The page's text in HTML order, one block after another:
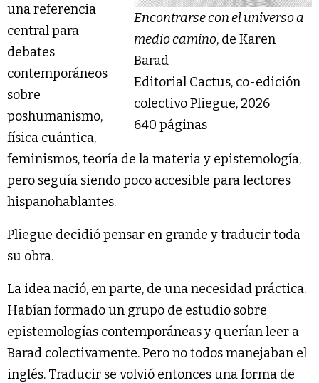
Encontrarse con el universo a
medio camino, de Karen
Barad
Editorial Cactus, co-edición
colectivo Pliegue, 2026
640 páginas
una referencia
central para
debates
contemporáneos
sobre
poshumanismo,
física cuántica,
feminismos, teoría de la materia y epistemología,
pero seguía siendo poco accesible para lectores
hispanohablantes.
Pliegue decidió pensar en grande y traducir toda
su obra.
La idea nació, en parte, de una necesidad práctica.
Habían formado un grupo de estudio sobre
epistemologías contemporáneas y querían leer a
Barad colectivamente. Pero no todos manejaban el
inglés. Traducir se volvió entonces una forma de